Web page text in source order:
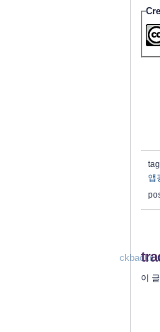
tag
앱
trackbacks
이